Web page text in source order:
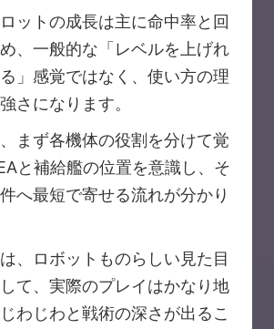
ットの成長は主に命中率と回
、一般的な「レベルを上げれ
」感覚ではなく、使い方の理
さになります。
まず各機体の役割を分けて覚
と補給艦の位置を意識し、そ
へ最短で寄せる流れが分かり
、ロボットものらしい見た目
て、実際のプレイはかなり地
わじわと戦術の深さが出るこ